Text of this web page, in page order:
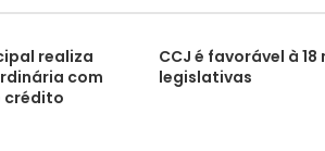
realiza
com
crédito
CCJ é favorável à
legislativas